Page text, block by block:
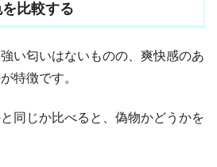
比較する
い匂いはないものの、爽快感のあ
特徴です。
同じか比べると、偽物かどうかを